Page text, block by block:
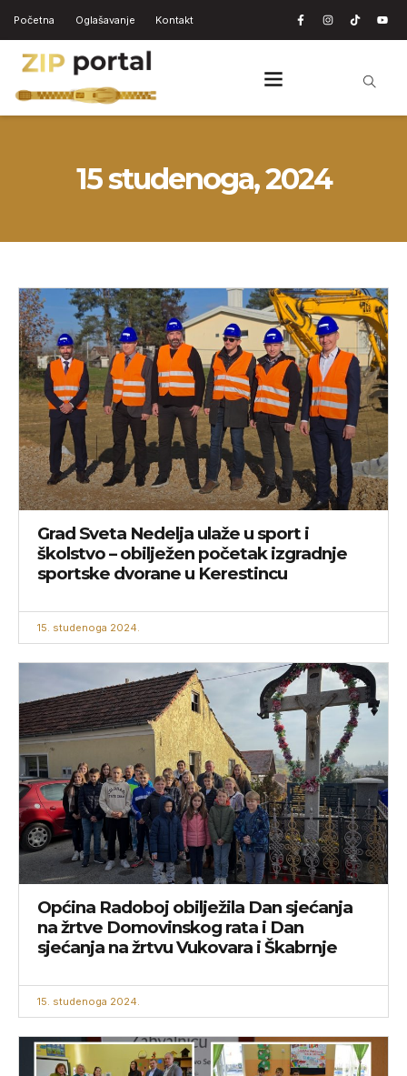
Početna Oglašavanje Kontakt
15 studenoga, 2024
Grad Sveta Nedelja ulaže u sport i
školstvo – obilježen početak izgradnje
sportske dvorane u Kerestincu
15. studenoga 2024.
Općina Radoboj obilježila Dan sjećanja
na žrtve Domovinskog rata i Dan
sjećanja na žrtvu Vukovara i Škabrnje
15. studenoga 2024.